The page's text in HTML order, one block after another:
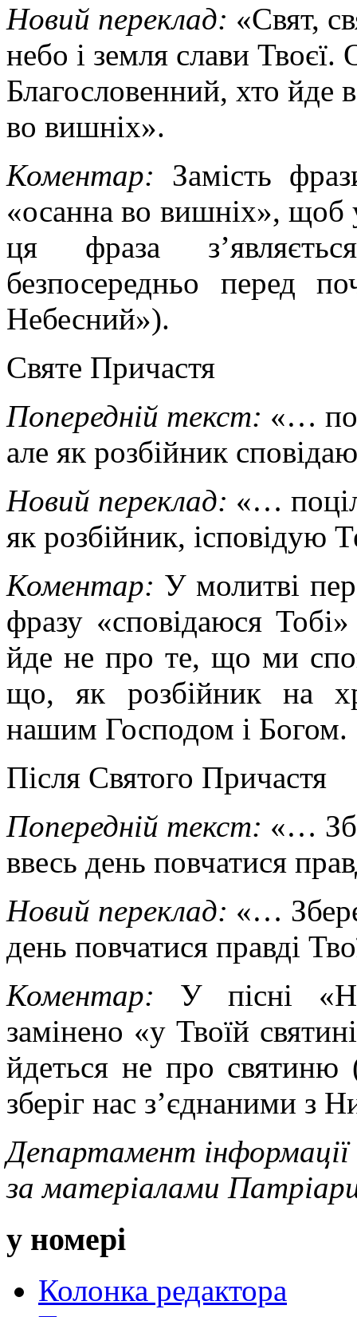
Новий переклад: «Свят,
небо і земля слави
Благословенний, хто йде
во вишніх».
Коментар: Замість
«осанна во вишніх», щоб
ця фраза
безпосередньо перед
Небесний»).
Святе Причастя
Попередній текст: «…
але як розбійник
Новий переклад: «…
як розбійник, ісповідую
Коментар: У молитві
фразу «сповідаюся
йде не про те, що ми
що, як розбійник на
нашим Господом і Богом.
Після Святого Причастя
Попередній текст: «…
ввесь день повчатися
Новий переклад: «…
день повчатися правді
Коментар: У пісні
замінено «у Твоїй
йдеться не про
зберіг нас з’єднаними з
Департамент
за матеріалами
у номері
Колонка редактора